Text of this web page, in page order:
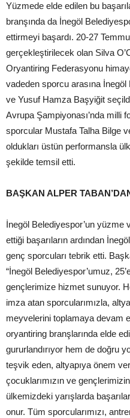
Yüzmede elde edilen bu
branşında da İnegöl
ettirmeyi başardı. 20-27
gerçekleştirilecek olan Silva
Oryantiring Federasyonu
vadeden sporcu arasına
ve Yusuf Hamza Başyiğit
Avrupa Şampiyonası’nda milli
sporcular Mustafa Talha Bilge
oldukları üstün performansla
şekilde temsil etti.
BAŞKAN ALPER
İnegöl Belediyespor’un yüzme
ettiği başarıların ardından
genç sporcuları tebrik etti.
“İnegöl Belediyespor’umuz,
gençlerimize hizmet sunuyor.
imza atan sporcularımızla,
meyvelerini toplamaya devam
oryantiring branşlarında elde
gururlandırıyor hem de doğru
teşvik eden, altyapıya önem
çocuklarımızın ve
ülkemizdeki yarışlarda
onur. Tüm sporcularımızı,